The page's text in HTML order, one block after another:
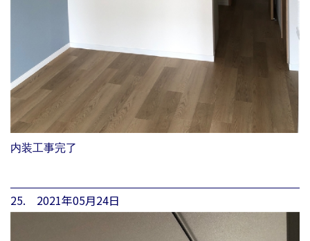
内装工事完了
25. 2021年05月24日